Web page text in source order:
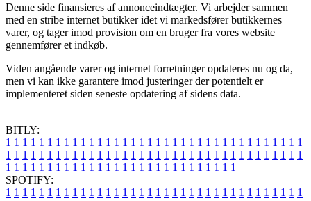
Denne side finansieres af annonceindtægter. Vi arbejder sammen
med en stribe internet butikker idet vi markedsfører butikkernes
varer, og tager imod provision om en bruger fra vores website
gennemfører et indkøb.
Viden angående varer og internet forretninger opdateres nu og da,
men vi kan ikke garantere imod justeringer der potentielt er
implementeret siden seneste opdatering af sidens data.
BITLY:
1 1 1 1 1 1 1 1 1 1 1 1 1 1 1 1 1 1 1 1 1 1 1 1 1 1 1 1 1 1 1 1 1 1 1 1
1 1 1 1 1 1 1 1 1 1 1 1 1 1 1 1 1 1 1 1 1 1 1 1 1 1 1 1 1 1 1 1 1 1 1 1
1 1 1 1 1 1 1 1 1 1 1 1 1 1 1 1 1 1 1 1 1 1 1 1 1 1 1 1
SPOTIFY:
1 1 1 1 1 1 1 1 1 1 1 1 1 1 1 1 1 1 1 1 1 1 1 1 1 1 1 1 1 1 1 1 1 1 1 1